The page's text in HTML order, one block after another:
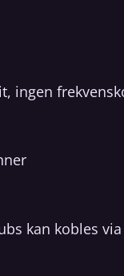
ingen
kan kobles